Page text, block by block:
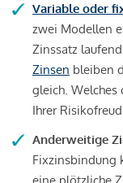
Variable oder
zwei Modellen
Zinssatz
Zinsen bleiben
gleich. Welches
Ihrer
Anderweitige
Fixzinsbindung